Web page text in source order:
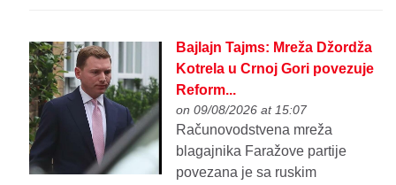
Bajlajn Tajms: Mreža Džordža
Kotrela u Crnoj Gori povezuje
Reform...
on 09/08/2026 at 15:07
Računovodstvena mreža
blagajnika Faražove partije
povezana je sa ruskim